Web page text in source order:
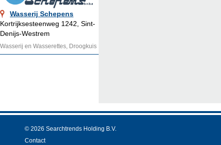
Wasserij Schepens
Kortrijksesteenweg 1242, Sint-
Denijs-Westrem
Wasserij en Wasserettes, Droogkuis
© 2026 Searchtrends Holding B.V.
Contact